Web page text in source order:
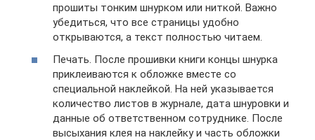
прошиты тонким шнурком или ниткой. Важно
убедиться, что все страницы удобно
открываются, а текст полностью читаем.
Печать. После прошивки книги концы шнурка
приклеиваются к обложке вместе со
специальной наклейкой. На ней указывается
количество листов в журнале, дата шнуровки и
данные об ответственном сотруднике. После
высыхания клея на наклейку и часть обложки